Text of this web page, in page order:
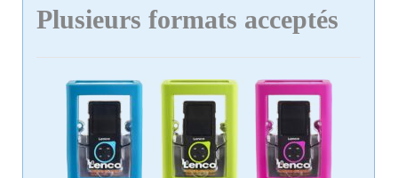
Plusieurs formats acceptés